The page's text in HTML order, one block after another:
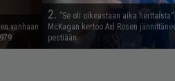
vanhaan
2. ”Se oli oikeastaan aika
McKagan kertoo Axl Rosen
pestiään